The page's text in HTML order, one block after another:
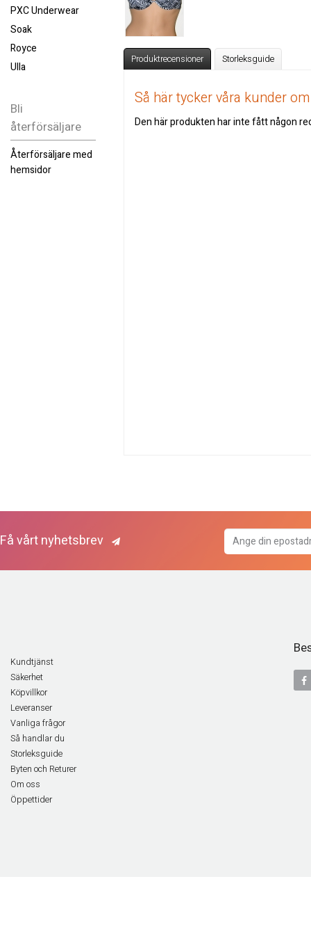
PXC Underwear
Soak
Royce
Ulla
Bli
återförsäljare
Återförsäljare med
hemsidor
Produktrecensioner Storleksguide
Så här tycker våra kunder
Den här produkten har inte fått någon
Få vårt nyhetsbrev
Kundtjänst
Säkerhet
Köpvillkor
Leveranser
Vanliga frågor
Så handlar du
Storleksguide
Byten och Returer
Om oss
Öppettider